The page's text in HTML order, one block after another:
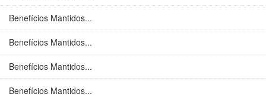
Benefícios Mantidos...
Benefícios Mantidos...
Benefícios Mantidos...
Benefícios Mantidos...